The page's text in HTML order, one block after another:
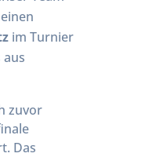
im Turnier
aus
zuvor
Das